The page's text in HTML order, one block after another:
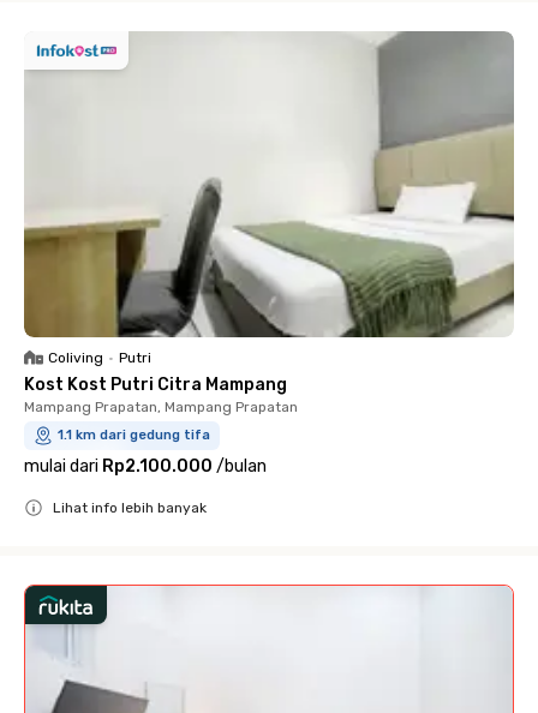
Coliving • Putri
Kost Kost Putri Citra Mampang
Mampang Prapatan, Mampang Prapatan
1.1 km dari gedung tifa
mulai dari Rp2.100.000 /bulan
Lihat info lebih banyak